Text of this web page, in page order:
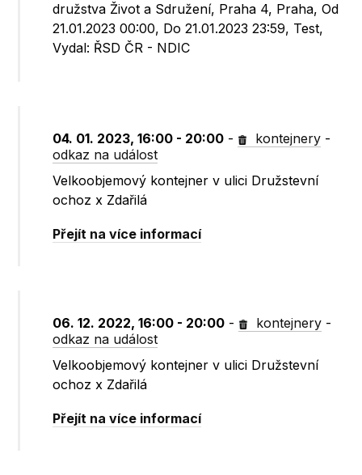
družstva Život a Sdružení, Praha 4, Praha, Od
21.01.2023 00:00, Do 21.01.2023 23:59, Test,
Vydal: ŘSD ČR - NDIC
04. 01. 2023, 16:00 - 20:00 - kontejnery -
odkaz na událost
Velkoobjemový kontejner v ulici Družstevní
ochoz x Zdařilá
Přejít na více informací
06. 12. 2022, 16:00 - 20:00 - kontejnery -
odkaz na událost
Velkoobjemový kontejner v ulici Družstevní
ochoz x Zdařilá
Přejít na více informací